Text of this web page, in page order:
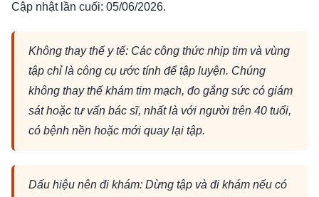
Cập nhật lần cuối: 05/06/2026.
Không thay thế y tế: Các công thức nhịp tim và vùng
tập chỉ là công cụ ước tính để tập luyện. Chúng
không thay thế khám tim mạch, đo gắng sức có giám
sát hoặc tư vấn bác sĩ, nhất là với người trên 40 tuổi,
có bệnh nền hoặc mới quay lại tập.
Dấu hiệu nên đi khám: Dừng tập và đi khám nếu có